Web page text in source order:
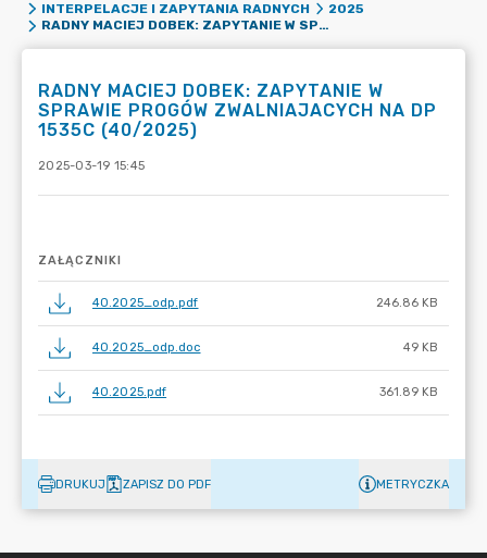
INTERPELACJE I ZAPYTANIA RADNYCH
2025
RADNY MACIEJ DOBEK: ZAPYTANIE W SPRAWIE PROGÓW ZWALNIAJACYCH NA DP 1535C (40/2025)
RADNY MACIEJ DOBEK: ZAPYTANIE W
SPRAWIE PROGÓW ZWALNIAJACYCH NA DP
1535C (40/2025)
2025-03-19 15:45
ZAŁĄCZNIKI
40.2025_odp.pdf 246.86 KB
40.2025_odp.doc 49 KB
40.2025.pdf 361.89 KB
DRUKUJ ZAPISZ DO PDF METRYCZKA